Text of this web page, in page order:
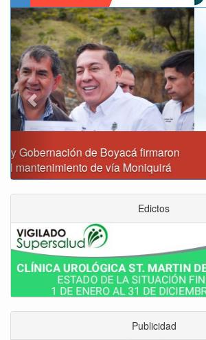
Reporte del tiempo en Boyacá
Previous
Edictos
Publicidad